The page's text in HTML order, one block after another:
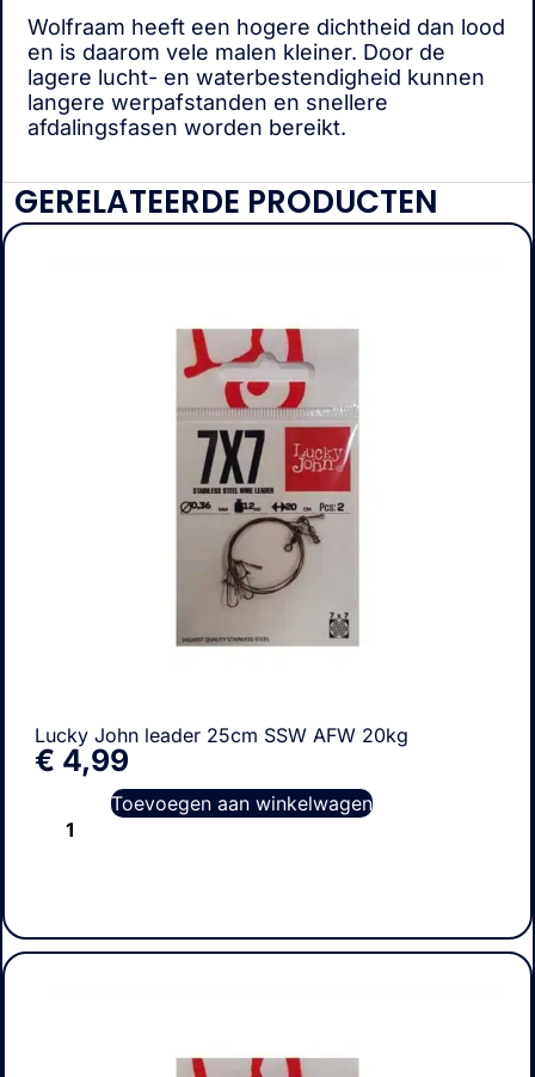
Wolfraam heeft een hogere dichtheid dan lood
en is daarom vele malen kleiner. Door de
lagere lucht- en waterbestendigheid kunnen
langere werpafstanden en snellere
afdalingsfasen worden bereikt.
GERELATEERDE PRODUCTEN
Lucky John leader 25cm SSW AFW 20kg
€ 4,99
Toevoegen aan winkelwagen